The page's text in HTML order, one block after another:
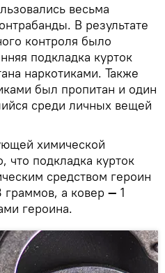
весьма
В результате
контроля было
подкладка курток
наркотиками. Также
был пропитан и один
среди личных вещей
химической
что подкладка курток
средством героин
а ковер — 1
героина.